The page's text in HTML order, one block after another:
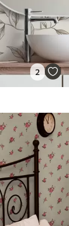
2